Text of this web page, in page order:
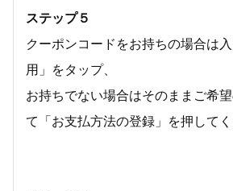
ステップ５
クーポンコードをお持ちの場合は
用」をタップ、
お持ちでない場合はそのままご希
て「お支払方法の登録」を押してく